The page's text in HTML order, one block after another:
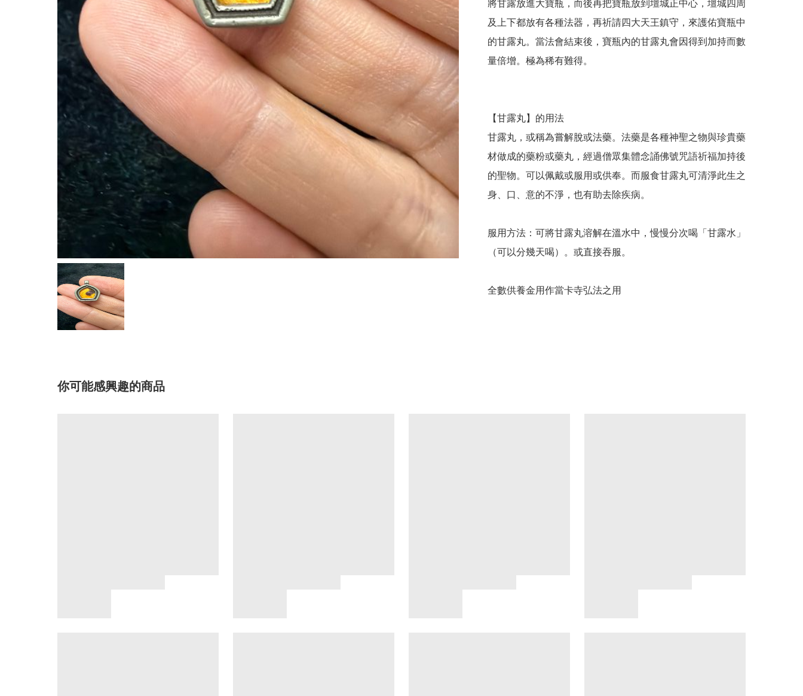
將甘露放進大寶瓶，而後再把寶瓶放到壇城正中心，壇城四周
及上下都放有各種法器，再祈請四大天王鎮守，來護佑寶瓶中
的甘露丸。當法會結束後，寶瓶內的甘露丸會因得到加持而數
量倍增。極為稀有難得。
【甘露丸】的用法
甘露丸，或稱為嘗解脫或法藥。法藥是各種神聖之物與珍貴藥
材做成的藥粉或藥丸，經過僧眾集體念誦佛號咒語祈福加持後
的聖物。可以佩戴或服用或供奉。而服食甘露丸可清淨此生之
身、口、意的不淨，也有助去除疾病。
服用方法：可將甘露丸溶解在溫水中，慢慢分次喝「甘露水」
（可以分幾天喝）。或直接吞服。
全數供養金用作當卡寺弘法之用
你可能感興趣的商品